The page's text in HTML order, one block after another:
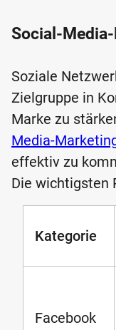
Social-
Soziale
Zielgruppe in
Marke zu
Media-
effektiv zu
Die wichtigsten
Kategorie
Facebook